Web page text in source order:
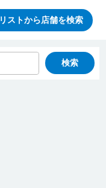
リストから店舗を検索
検索